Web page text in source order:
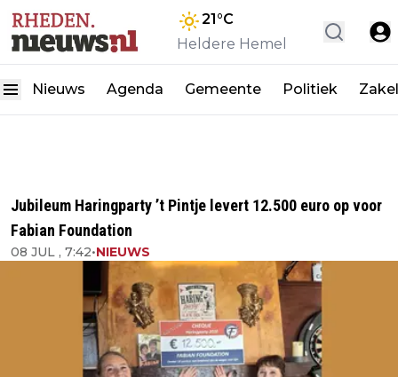
21°C
Heldere Hemel
Nieuws Agenda Gemeente Politiek
Jubileum Haringparty ’t Pintje levert 12.500 euro op voor
Fabian Foundation
08 JUL , 7:42•NIEUWS